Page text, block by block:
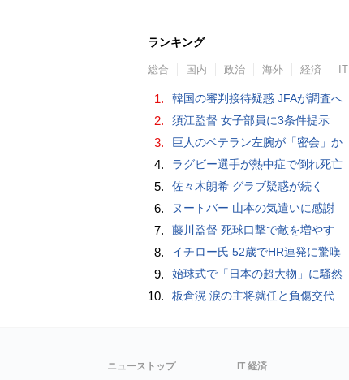
ランキング
総合 国内 政治 海外 経済 IT
1. 韓国の審判接待疑惑 JFAが調査へ
2. 須江監督 女子部員に3条件提示
3. 巨人のベテラン左腕が「密会」か
4. ラグビー選手が熱中症で倒れ死亡
5. 佐々木朗希 グラブ疑惑が続く
6. ヌートバー 山本の気遣いに感謝
7. 藤川監督 死球口撃で敵を増やす
8. イチロー氏 52歳でHR連発に驚嘆
9. 始球式で「日本の超大物」に騒然
10. 板倉滉 涙の主将就任と負傷交代
ニューストップ IT 経済